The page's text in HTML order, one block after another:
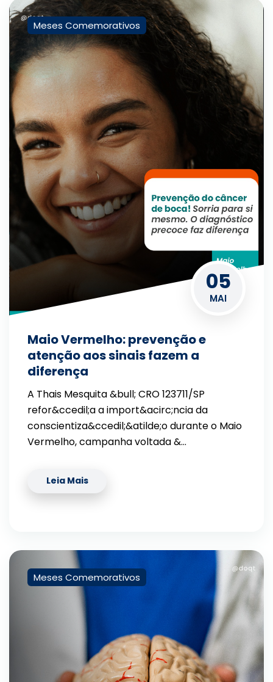
Meses Comemorativos
05
MAI
Maio Vermelho: prevenção e
atenção aos sinais fazem a
diferença
A Thais Mesquita &bull; CRO 123711/SP
refor&ccedil;a a import&acirc;ncia da
conscientiza&ccedil;&atilde;o durante o Maio
Vermelho, campanha voltada &…
Leia Mais
Meses Comemorativos